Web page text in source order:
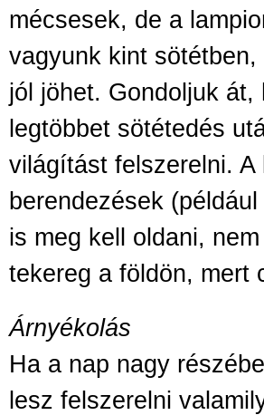
mécsesek, de a
vagyunk kint
jól jöhet. Gondoljuk
legtöbbet sötétedés
világítást felszerelni.
berendezések
is meg kell oldani,
tekereg a földön, mert
Árnyékolás
Ha a nap nagy
lesz felszerelni